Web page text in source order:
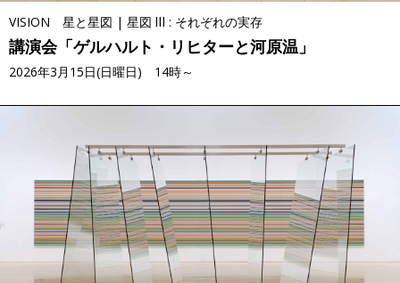
VISION 星と星図 | 星図 Ⅲ : それぞれの実存
講演会「ゲルハルト・リヒターと河原温」
2026年3月15日(日曜日) 14時～